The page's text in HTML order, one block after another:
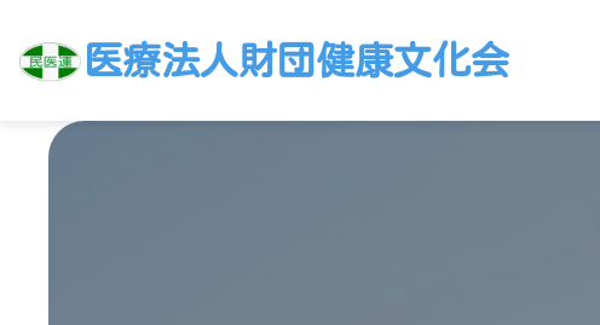
医療法人財団健康文化会